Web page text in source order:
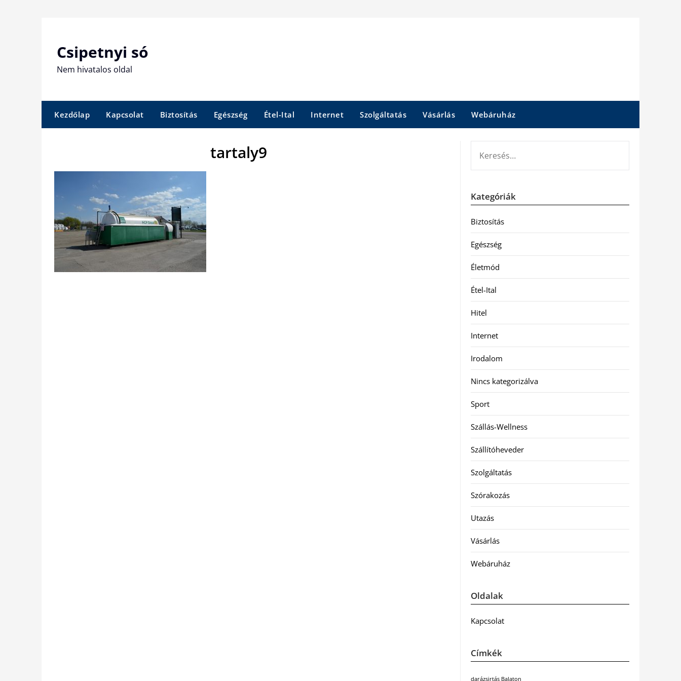
Csipetnyi só
Nem hivatalos oldal
Kezdőlap Kapcsolat Biztosítás Egészség Étel-Ital Internet Szolgáltatás Vásárlás Webáruház
tartaly9
Kategóriák
Biztosítás
Egészség
Életmód
Étel-Ital
Hitel
Internet
Irodalom
Nincs kategorizálva
Sport
Szállás-Wellness
Szállítóheveder
Szolgáltatás
Szórakozás
Utazás
Vásárlás
Webáruház
Oldalak
Kapcsolat
Címkék
darázsirtás Balaton